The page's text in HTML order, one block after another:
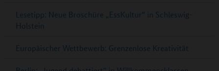
Lesetipp: Neue Broschüre „EssKultur“ in Schleswig-
Holstein
Europäischer Wettbewerb: Grenzenlose Kreativität